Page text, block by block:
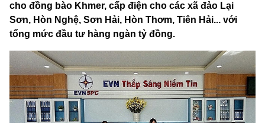
cho đồng bào Khmer, cấp điện cho các xã đảo Lại
Sơn, Hòn Nghệ, Sơn Hải, Hòn Thơm, Tiên Hải... với
tổng mức đầu tư hàng ngàn tỷ đồng.